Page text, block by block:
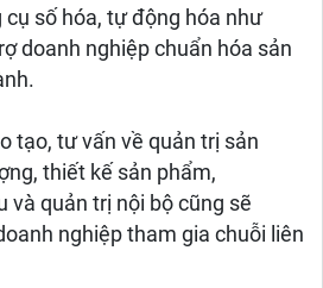
cụ số hóa, tự động hóa như
doanh nghiệp chuẩn hóa sản
tạo, tư vấn về quản trị sản
thiết kế sản phẩm,
và quản trị nội bộ cũng sẽ
nghiệp tham gia chuỗi liên